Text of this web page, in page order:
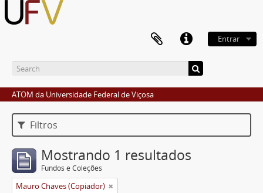
Entrar
ATOM da Universidade Federal de Viçosa
Filtros
Mostrando 1 resultados
Fundos e Coleções
Mauro Chaves (Copiador)